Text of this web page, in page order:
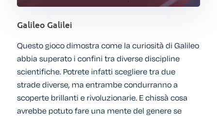
Galileo Galilei
Questo gioco dimostra come la curiosità di Galileo
abbia superato i confini tra diverse discipline
scientifiche. Potrete infatti scegliere tra due
strade diverse, ma entrambe condurranno a
scoperte brillanti e rivoluzionarie. E chissà cosa
avrebbe potuto fare una mente del genere se